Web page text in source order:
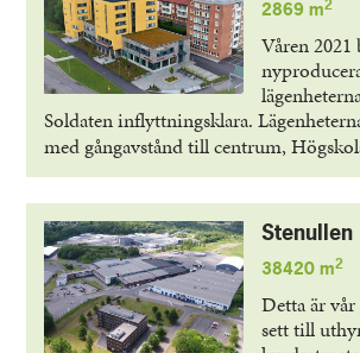
2869 m2
Våren 2021
Soldaten inflyttningsklara.
med gångavstånd till centrum,
Stenullen
38420 m2
Detta är
sett till